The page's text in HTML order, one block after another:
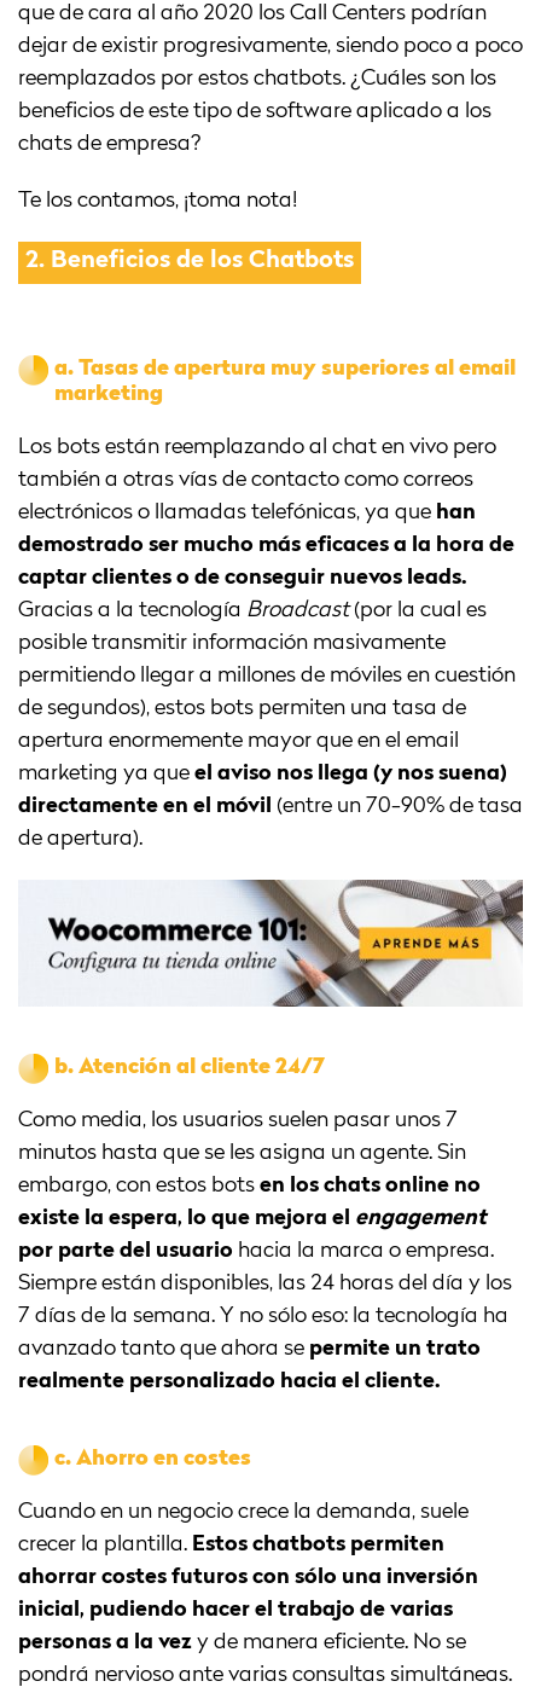
que de cara al año 2020 los Call Centers podrían
dejar de existir progresivamente, siendo poco a poco
reemplazados por estos chatbots. ¿Cuáles son los
beneficios de este tipo de software aplicado a los
chats de empresa?
Te los contamos, ¡toma nota!
2. Beneficios de los Chatbots
a. Tasas de apertura muy superiores al email
marketing
Los bots están reemplazando al chat en vivo pero
también a otras vías de contacto como correos
electrónicos o llamadas telefónicas, ya que han
demostrado ser mucho más eficaces a la hora de
captar clientes o de conseguir nuevos leads.
Gracias a la tecnología Broadcast(por la cual es
posible transmitir información masivamente
permitiendo llegar a millones de móviles en cuestión
de segundos), estos bots permiten una tasa de
apertura enormemente mayor que en el email
marketing ya que el aviso nos llega (y nos suena)
directamente en el móvil
(entre un 70-90% de tasa
de apertura).
b. Atención al cliente 24/7
Como media, los usuarios suelen pasar unos 7
minutos hasta que se les asigna un agente. Sin
embargo, con estos bots en los chats online no
existe la espera, lo que mejora el engagement
por parte del usuario hacia la marca o empresa.
Siempre están disponibles, las 24 horas del día y los
7 días de la semana. Y no sólo eso: la tecnología ha
avanzado tanto que ahora se permite un trato
realmente personalizado hacia el cliente.
c. Ahorro en costes
Cuando en un negocio crece la demanda, suele
crecer la plantilla. Estos chatbots permiten
ahorrar costes futuros con sólo una inversión
inicial, pudiendo hacer el trabajo de varias
personas a la vez y de manera eficiente. No se
pondrá nervioso ante varias consultas simultáneas.